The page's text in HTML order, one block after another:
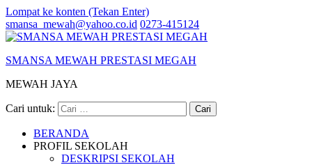
Lompat ke konten (Tekan Enter)
smansa_mewah@yahoo.co.id 0273-415124
SMANSA MEWAH PRESTASI MEGAH
MEWAH JAYA
Cari untuk:
BERANDA
PROFIL SEKOLAH
DESKRIPSI SEKOLAH